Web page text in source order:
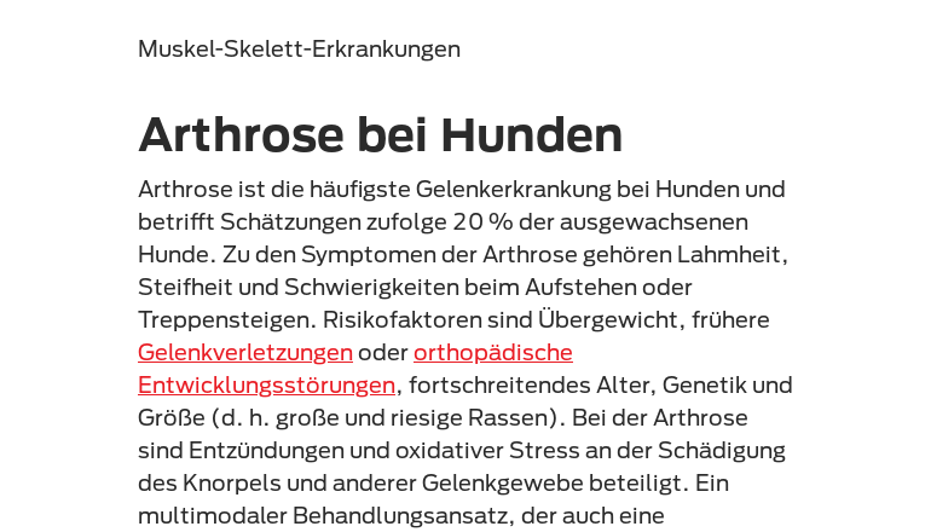
Muskel-Skelett-Erkrankungen
Arthrose bei Hunden
Arthrose ist die häufigste Gelenkerkrankung bei Hunden und
betrifft Schätzungen zufolge 20 % der ausgewachsenen
Hunde. Zu den Symptomen der Arthrose gehören Lahmheit,
Steifheit und Schwierigkeiten beim Aufstehen oder
Treppensteigen. Risikofaktoren sind Übergewicht, frühere
Gelenkverletzungenoderorthopädische
Entwicklungsstörungen, fortschreitendes Alter, Genetik und
Größe (d. h. große und riesige Rassen). Bei der Arthrose
sind Entzündungen und oxidativer Stress an der Schädigung
des Knorpels und anderer Gelenkgewebe beteiligt. Ein
multimodaler Behandlungsansatz, der auch eine